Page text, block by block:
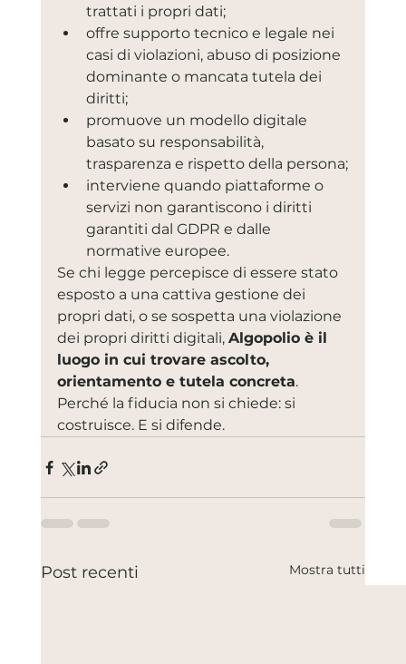
trattati i propri dati;
offre supporto tecnico e legale nei
casi di violazioni, abuso di posizione
dominante o mancata tutela dei
diritti;
promuove un modello digitale
basato su responsabilità,
trasparenza e rispetto della persona;
interviene quando piattaforme o
servizi non garantiscono i diritti
garantiti dal GDPR e dalle
normative europee.
Se chi legge percepisce di essere stato
esposto a una cattiva gestione dei
propri dati, o se sospetta una violazione
dei propri diritti digitali, Algopolio è il
luogo in cui trovare ascolto,
orientamento e tutela concreta.
Perché la fiducia non si chiede: si
costruisce. E si difende.
Post recenti Mostra tutti